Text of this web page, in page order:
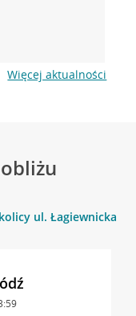
Więcej aktualności
ul. Łagiewnicka 57